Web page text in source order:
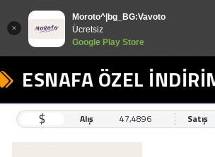
Moroto^|bg_BG:Vavoto
Ücretsiz
Google Play Store
ESNAFA ÖZEL İNDİRİM
$ Alış 47,4896 Satış